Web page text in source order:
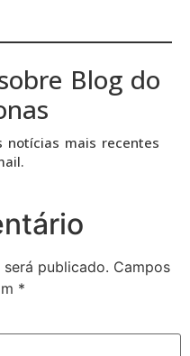
Blog do
notícias mais recentes
publicado. Campos
*